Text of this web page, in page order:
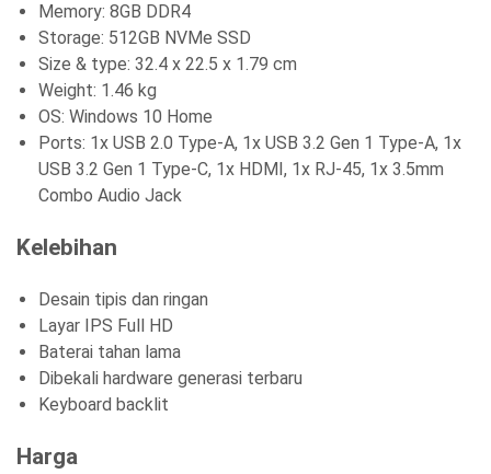
Memory: 8GB DDR4
Storage: 512GB NVMe SSD
Size & type: 32.4 x 22.5 x 1.79 cm
Weight: 1.46 kg
OS: Windows 10 Home
Ports: 1x USB 2.0 Type-A, 1x USB 3.2 Gen 1 Type-A, 1x
USB 3.2 Gen 1 Type-C, 1x HDMI, 1x RJ-45, 1x 3.5mm
Combo Audio Jack
Kelebihan
Desain tipis dan ringan
Layar IPS Full HD
Baterai tahan lama
Dibekali hardware generasi terbaru
Keyboard backlit
Harga